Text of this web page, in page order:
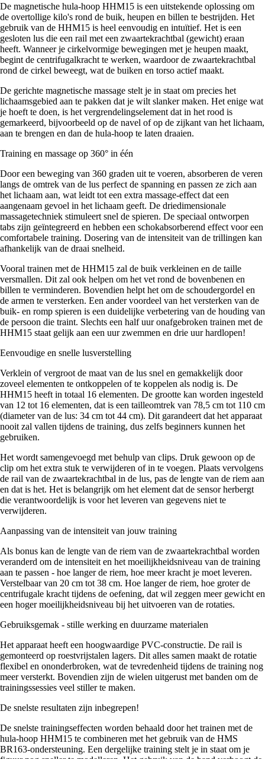
De magnetische hula-hoop HHM15 is een uitstekende oplossing om
de overtollige kilo's rond de buik, heupen en billen te bestrijden. Het
gebruik van de HHM15 is heel eenvoudig en intuïtief. Het is een
gesloten lus die een rail met een zwaartekrachtbal (gewicht) eraan
heeft. Wanneer je cirkelvormige bewegingen met je heupen maakt,
begint de centrifugalkracht te werken, waardoor de zwaartekrachtbal
rond de cirkel beweegt, wat de buiken en torso actief maakt.
De gerichte magnetische massage stelt je in staat om precies het
lichaamsgebied aan te pakken dat je wilt slanker maken. Het enige wat
je hoeft te doen, is het vergrendelingselement dat in het rood is
gemarkeerd, bijvoorbeeld op de navel of op de zijkant van het lichaam,
aan te brengen en dan de hula-hoop te laten draaien.
Training en massage op 360° in één
Door een beweging van 360 graden uit te voeren, absorberen de veren
langs de omtrek van de lus perfect de spanning en passen ze zich aan
het lichaam aan, wat leidt tot een extra massage-effect dat een
aangenaam gevoel in het lichaam geeft. De driedimensionale
massagetechniek stimuleert snel de spieren. De speciaal ontworpen
tabs zijn geïntegreerd en hebben een schokabsorberend effect voor een
comfortabele training. Dosering van de intensiteit van de trillingen kan
afhankelijk van de draai snelheid.
Vooral trainen met de HHM15 zal de buik verkleinen en de taille
versmallen. Dit zal ook helpen om het vet rond de bovenbenen en
billen te verminderen. Bovendien helpt het om de schoudergordel en
de armen te versterken. Een ander voordeel van het versterken van de
buik- en romp spieren is een duidelijke verbetering van de houding van
de persoon die traint. Slechts een half uur onafgebroken trainen met de
HHM15 staat gelijk aan een uur zwemmen en drie uur hardlopen!
Eenvoudige en snelle lusverstelling
Verklein of vergroot de maat van de lus snel en gemakkelijk door
zoveel elementen te ontkoppelen of te koppelen als nodig is. De
HHM15 heeft in totaal 16 elementen. De grootte kan worden ingesteld
van 12 tot 16 elementen, dat is een tailleomtrek van 78,5 cm tot 110 cm
(diameter van de lus: 34 cm tot 44 cm). Dit garandeert dat het apparaat
nooit zal vallen tijdens de training, dus zelfs beginners kunnen het
gebruiken.
Het wordt samengevoegd met behulp van clips. Druk gewoon op de
clip om het extra stuk te verwijderen of in te voegen. Plaats vervolgens
de rail van de zwaartekrachtbal in de lus, pas de lengte van de riem aan
en dat is het. Het is belangrijk om het element dat de sensor herbergt
die verantwoordelijk is voor het leveren van gegevens niet te
verwijderen.
Aanpassing van de intensiteit van jouw training
Als bonus kan de lengte van de riem van de zwaartekrachtbal worden
veranderd om de intensiteit en het moeilijkheidsniveau van de training
aan te passen - hoe langer de riem, hoe meer kracht je moet leveren.
Verstelbaar van 20 cm tot 38 cm. Hoe langer de riem, hoe groter de
centrifugale kracht tijdens de oefening, dat wil zeggen meer gewicht en
een hoger moeilijkheidsniveau bij het uitvoeren van de rotaties.
Gebruiksgemak - stille werking en duurzame materialen
Het apparaat heeft een hoogwaardige PVC-constructie. De rail is
gemonteerd op roestvrijstalen lagers. Dit alles samen maakt de rotatie
flexibel en ononderbroken, wat de tevredenheid tijdens de training nog
meer versterkt. Bovendien zijn de wielen uitgerust met banden om de
trainingssessies veel stiller te maken.
De snelste resultaten zijn inbegrepen!
De snelste trainingseffecten worden behaald door het trainen met de
hula-hoop HHM15 te combineren met het gebruik van de HMS
BR163-ondersteuning. Een dergelijke training stelt je in staat om je